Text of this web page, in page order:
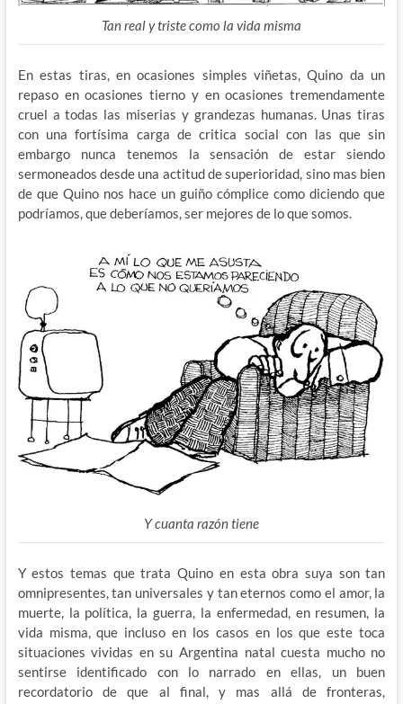
Tan real y triste como la vida misma
En estas tiras, en ocasiones simples viñetas, Quino da un
repaso en ocasiones tierno y en ocasiones tremendamente
cruel a todas las miserias y grandezas humanas. Unas tiras
con una fortísima carga de critica social con las que sin
embargo nunca tenemos la sensación de estar siendo
sermoneados desde una actitud de superioridad, sino mas bien
de que Quino nos hace un guiño cómplice como diciendo que
podríamos, que deberíamos, ser mejores de lo que somos.
Y cuanta razón tiene
Y estos temas que trata Quino en esta obra suya son tan
omnipresentes, tan universales y tan eternos como el amor, la
muerte, la política, la guerra, la enfermedad, en resumen, la
vida misma, que incluso en los casos en los que este toca
situaciones vividas en su Argentina natal cuesta mucho no
sentirse identificado con lo narrado en ellas, un buen
recordatorio de que al final, y mas allá de fronteras,